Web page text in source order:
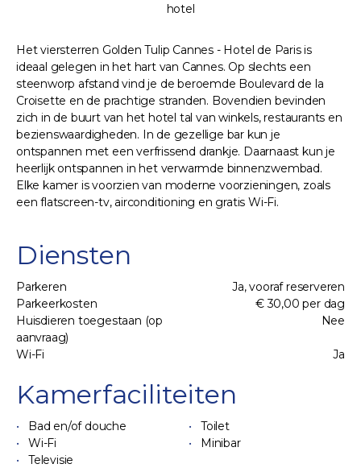
hotel
Het viersterren Golden Tulip Cannes - Hotel de Paris is
ideaal gelegen in het hart van Cannes. Op slechts een
steenworp afstand vind je de beroemde Boulevard de la
Croisette en de prachtige stranden. Bovendien bevinden
zich in de buurt van het hotel tal van winkels, restaurants en
bezienswaardigheden. In de gezellige bar kun je
ontspannen met een verfrissend drankje. Daarnaast kun je
heerlijk ontspannen in het verwarmde binnenzwembad.
Elke kamer is voorzien van moderne voorzieningen, zoals
een flatscreen-tv, airconditioning en gratis Wi-Fi.
Diensten
Parkeren
Ja, vooraf reserveren
Parkeerkosten
€ 30,00 per dag
Huisdieren toegestaan (op
aanvraag)
Nee
Wi-Fi Ja
Kamerfaciliteiten
Bad en/of douche
Toilet
Wi-Fi
Minibar
Televisie